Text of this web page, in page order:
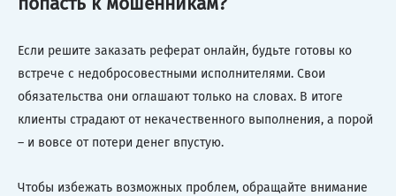
Если решите заказать реферат онлайн, будьте готовы ко
встрече с недобросовестными исполнителями. Свои
обязательства они оглашают только на словах. В итоге
клиенты страдают от некачественного выполнения, а порой
– и вовсе от потери денег впустую.
Чтобы избежать возможных проблем, обращайте внимание